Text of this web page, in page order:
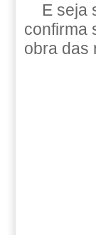
E seja
confirma
obra das